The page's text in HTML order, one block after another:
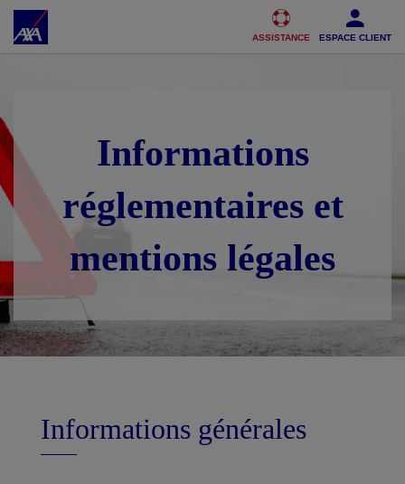
Accéder au Contenu Accéder au Pied de page
ASSISTANCE ESPACE CLIENT
Informations
réglementaires et
mentions légales
Informations générales